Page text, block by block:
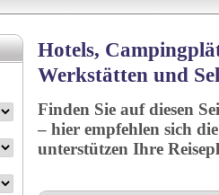
Hotels,
Werkstätten und
Finden Sie auf diesen
– hier empfehlen sich
unterstützen Ihre